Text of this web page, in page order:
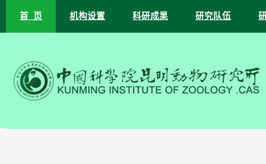
首 页 机构设置 科研成果 研究队伍